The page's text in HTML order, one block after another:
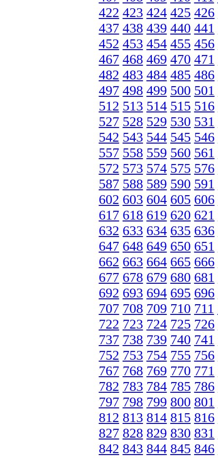
422 423 424 425 426
437 438 439 440 441
452 453 454 455 456
467 468 469 470 471
482 483 484 485 486
497 498 499 500 501
512 513 514 515 516
527 528 529 530 531
542 543 544 545 546
557 558 559 560 561
572 573 574 575 576
587 588 589 590 591
602 603 604 605 606
617 618 619 620 621
632 633 634 635 636
647 648 649 650 651
662 663 664 665 666
677 678 679 680 681
692 693 694 695 696
707 708 709 710 711
722 723 724 725 726
737 738 739 740 741
752 753 754 755 756
767 768 769 770 771
782 783 784 785 786
797 798 799 800 801
812 813 814 815 816
827 828 829 830 831
842 843 844 845 846